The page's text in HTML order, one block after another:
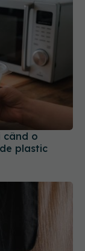
o
plastic